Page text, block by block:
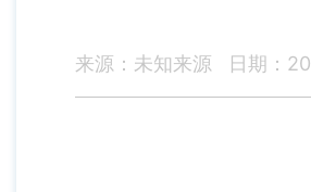
来源：未知来源 日期：